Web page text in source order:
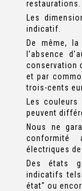
restaurations.
Les
indicatif.
De même,
l’absence
conservation
et par
trois-cents
Les couleurs
peuvent
Nous ne
conformité
électriques
Des états
indicatifs
état" ou